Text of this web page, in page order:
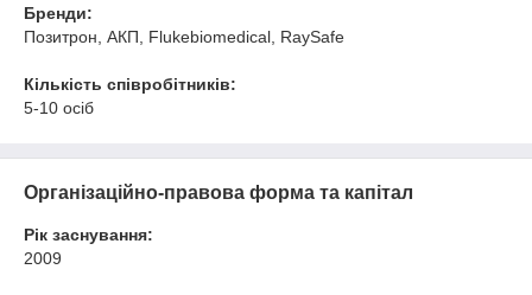
Бренди:
Позитрон, АКП, Flukebiomedical, RaySafe
Кількість співробітників:
5-10 осіб
Організаційно-правова форма та капітал
Рік заснування:
2009